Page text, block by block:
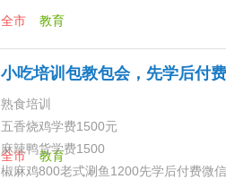
全市 教育
小吃培训包教包会，先学后付费
熟食培训
五香烧鸡学费1500元
麻辣鸭货学费1500
椒麻鸡800老式涮鱼1200先学后付费微
全市 教育